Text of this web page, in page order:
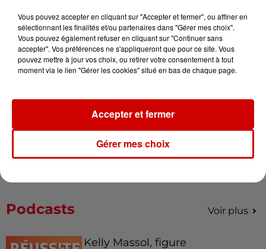
Alouette vous invite à
Futuroscope Xperiences !
Le Duel - Gagnez votre balade
en jet ski !
Podcasts Voir plus
Kelly Massol, figure
Vous pouvez accepter en cliquant sur "Accepter et fermer", ou affiner en
sélectionnant les finalités et/ou partenaires dans "Gérer mes choix".
Vous pouvez également refuser en cliquant sur "Continuer sans
accepter". Vos préférences ne s'appliqueront que pour ce site. Vous
pouvez mettre à jour vos choix, ou retirer votre consentement à tout
moment via le lien "Gérer les cookies" situé en bas de chaque page.
Gérer mes choix
Accepter et fermer